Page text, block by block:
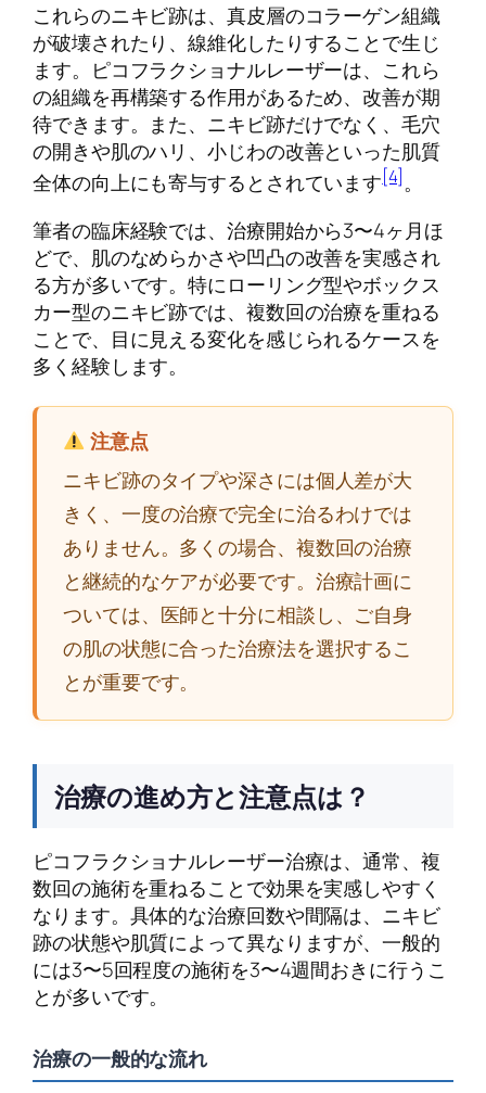
これらのニキビ跡は、真皮層のコラーゲン組織
が破壊されたり、線維化したりすることで生じ
ます。ピコフラクショナルレーザーは、これら
の組織を再構築する作用があるため、改善が期
待できます。また、ニキビ跡だけでなく、毛穴
の開きや肌のハリ、小じわの改善といった肌質
全体の向上にも寄与するとされています[4]。
筆者の臨床経験では、治療開始から3〜4ヶ月ほ
どで、肌のなめらかさや凹凸の改善を実感され
る方が多いです。特にローリング型やボックス
カー型のニキビ跡では、複数回の治療を重ねる
ことで、目に見える変化を感じられるケースを
多く経験します。
注意点
ニキビ跡のタイプや深さには個人差が大
きく、一度の治療で完全に治るわけでは
ありません。多くの場合、複数回の治療
と継続的なケアが必要です。治療計画に
ついては、医師と十分に相談し、ご自身
の肌の状態に合った治療法を選択するこ
とが重要です。
治療の進め方と注意点は？
ピコフラクショナルレーザー治療は、通常、複
数回の施術を重ねることで効果を実感しやすく
なります。具体的な治療回数や間隔は、ニキビ
跡の状態や肌質によって異なりますが、一般的
には3〜5回程度の施術を3〜4週間おきに行うこ
とが多いです。
治療の一般的な流れ